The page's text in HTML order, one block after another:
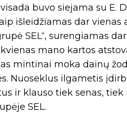
buvo siejama su E.
išleidžiamas dar vienas
SEL“, surengiamas
mano kartos
mintinai moka dainų
Nuoseklus ilgametis
ir klauso tiek senas, tiek
SEL.